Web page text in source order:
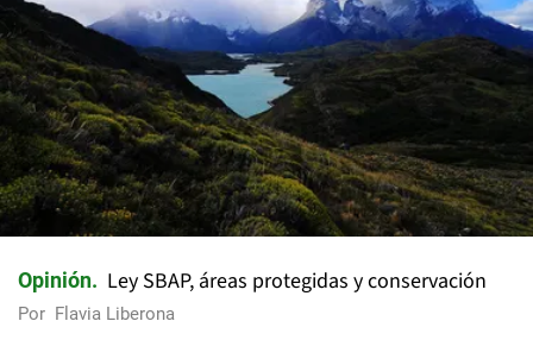
Opinión Ley SBAP, áreas protegidas y conservación
Por Flavia Liberona